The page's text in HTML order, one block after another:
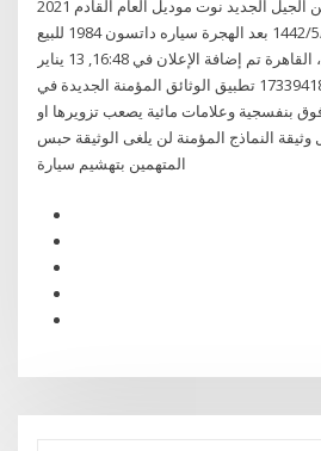
نيسان عن أحدث نسخة من الجيل الجديد نوت موديل العام القادم 2021
3‏‏/6‏‏/1442 بعد الهجرة 12‏‏/5‏‏/1442 بعد الهجرة سياره داتسون 1984 للبيع
القاهرة الجديدة - التجمع، القاهرة تم إضافة الإعلان في 16:48, 13 يناير
2021, رقم الإعلان: 173394187 تطبيق الوثائق المؤمنة الجديدة في
بنفسجية وعلامات مائية يصعب تزويرها او
وثيقة النماذج المؤمنة لن يلغى الوثيقة حبس
المتهمين بتهشيم سيارة